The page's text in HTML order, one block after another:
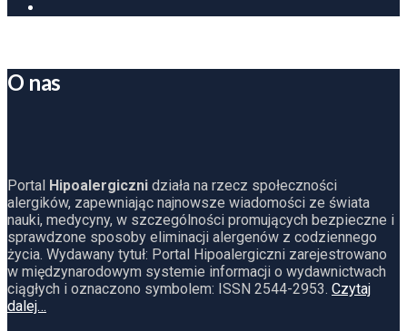
O nas
Portal Hipoalergiczni działa na rzecz społeczności
alergików, zapewniając najnowsze wiadomości ze świata
nauki, medycyny, w szczególności promujących bezpieczne i
sprawdzone sposoby eliminacji alergenów z codziennego
życia. Wydawany tytuł: Portal Hipoalergiczni zarejestrowano
w międzynarodowym systemie informacji o wydawnictwach
ciągłych i oznaczono symbolem: ISSN 2544-2953. Czytaj
dalej…